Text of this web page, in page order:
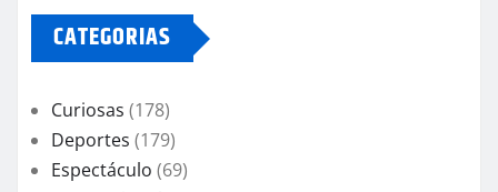
CATEGORIAS
Curiosas (178)
Deportes (179)
Espectáculo (69)